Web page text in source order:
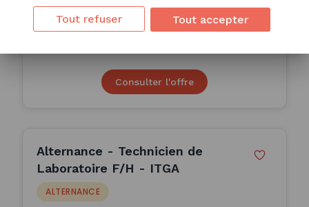
Saint-Yrieix-la-Perche (87)
24 Mois
Consulter l'offre
Alternance - Technicien de
Laboratoire F/H - ITGA
ALTERNANCE
Tout refuser Tout accepter